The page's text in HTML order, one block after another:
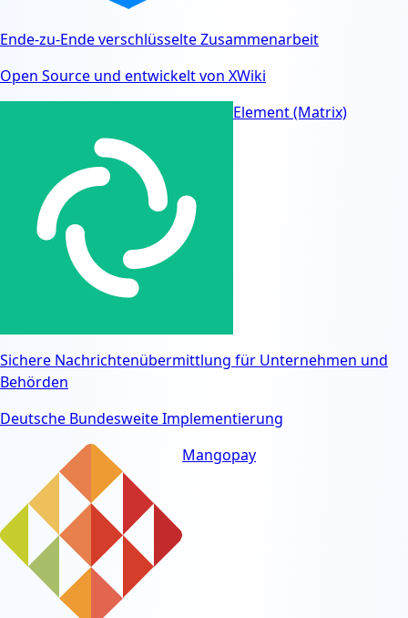
Ende-zu-Ende verschlüsselte Zusammenarbeit
Open Source und entwickelt von XWiki
Element (Matrix)
Sichere Nachrichtenübermittlung für Unternehmen und
Behörden
Deutsche Bundesweite Implementierung
Mangopay